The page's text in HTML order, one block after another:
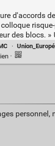
d'accords
des blocs. »
·
·